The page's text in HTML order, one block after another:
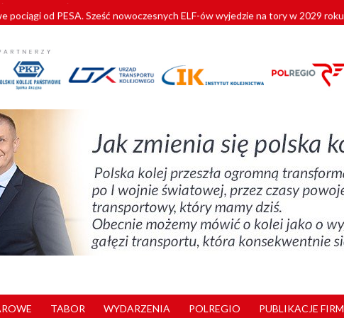
pociągi od PESA. Sześć nowoczesnych ELF-ów wyjedzie na tory w 2029 roku
alkoholu i wjeżdżają na tory
Vectrony na 230 km/h
TABOR WYDARZENIA POLREGIO PUBLIKACJE FIRM